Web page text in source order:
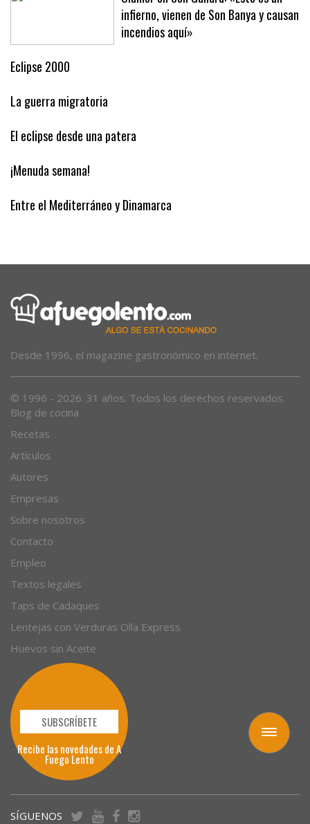
Toggle
navigation
Clamor en Son Gallard: «Esto es un
infierno, vienen de Son Banya y causan
Eclipse 2000
La guerra migratoria
El eclipse desde una patera
¡Menuda semana!
Blog de cocina
Recetas
Artículos
Autores
Empresas
Sobre nosotros
Contacto
Empleo
Textos legales
Taps de Cadaques
Lentejas con Verduras Olla Express
Huevos sin Aceite
SUBSCRÍBETE
Recibe las novedades de A